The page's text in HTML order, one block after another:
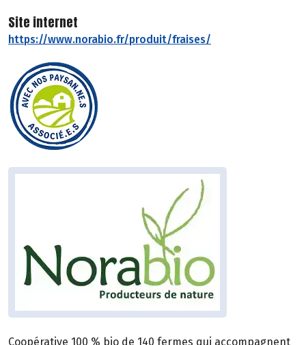
Site internet
https://www.norabio.fr/produit/fraises/
Coopérative 100 % bio de 140 fermes qui accompagnent